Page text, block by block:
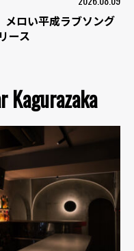
メロい平成ラブソング
ース
Kagurazaka